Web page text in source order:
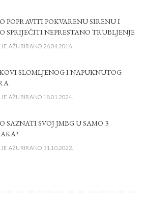
POPRAVITI POKVARENU SIRENU I
SPRIJEČITI NEPRESTANO TRUBLJENJE
AŽURIRANO 26.04.2016.
SLOMLJENOG I NAPUKNUTOG
AŽURIRANO 18.01.2024.
SAZNATI SVOJ JMBG U SAMO 3
AŽURIRANO 31.10.2022.